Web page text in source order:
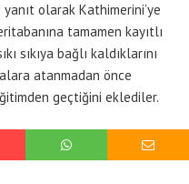
olarak Kathimerini’ye
tamamen kayıtlı
sıkıya bağlı kaldıklarını
atanmadan önce
geçtiğini eklediler.